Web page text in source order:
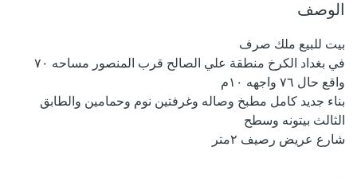
الوصف
بيت للبيع ملك صرف
في بغداد الكرخ منطقة علي الصالح قرب المنصور مساحه ٧٠
واقع حال ٧٦ واجهه ١٠م
بناء جديد كامل مطبخ وصاله وغرفتين نوم وحمامين والطابق
الثالث بيتونه وسطح
شارع عريض رصيف ٢متر